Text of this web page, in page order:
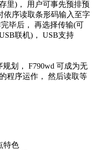
)， 用户可事先预排预
依序读取条形码输入至字
完毕后， 再选择传输(可
联机)， USB支持
， F790wd 可成为无
程序运作， 然后读取等
特色